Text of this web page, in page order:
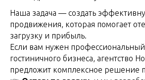
Наша задача — создать
продвижения, которая помогает
загрузку и прибыль.
Если вам нужен
гостиничного бизнеса, агентство
предложит комплексное решение